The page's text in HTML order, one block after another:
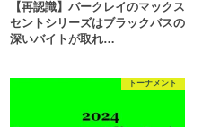
【再認識】バークレイのマックス
セントシリーズはブラックバスの
深いバイトが取れ…
トーナメント